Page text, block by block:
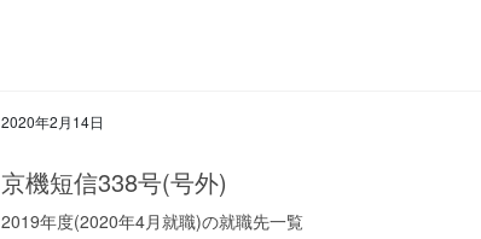
2020年2月14日
京機短信338号(号外)
2019年度(2020年4月就職)の就職先一覧